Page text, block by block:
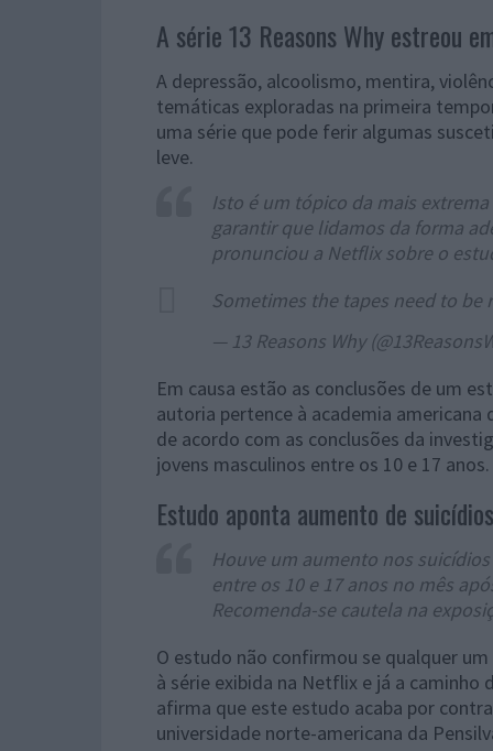
A série 13 Reasons Why estreou
A depressão, alcoolismo, mentira,
temáticas exploradas na primeira
uma série que pode ferir algumas
leve.
Isto é um tópico da mais
garantir que lidamos da forma
pronunciou a Netflix sobre o
Sometimes the tapes need to be
— 13 Reasons Why
Em causa estão as conclusões de um
autoria pertence à academia
de acordo com as conclusões da
jovens masculinos entre os 10 e 17 anos.
Estudo aponta aumento de
Houve um aumento nos
entre os 10 e 17 anos no mês
Recomenda-se cautela na
O estudo não confirmou se qualquer
à série exibida na Netflix e já a
afirma que este estudo acaba por
universidade norte-americana da